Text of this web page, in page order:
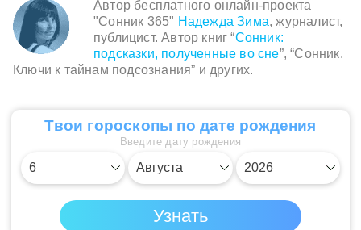
Автор бесплатного онлайн-проекта
"Сонник 365" Надежда Зима, журналист,
публицист. Автор книг “Сонник:
подсказки, полученные во сне”, “Сонник.
Ключи к тайнам подсознания” и других.
Твои гороскопы по дате рождения
Введите дату рождения